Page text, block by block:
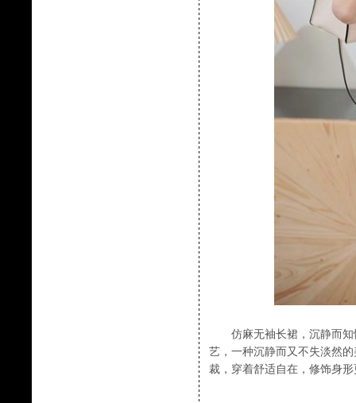
仿麻无袖长裙，沉静而知
艺，一种沉静而又不失淡然
裁，穿着舒适自在，修饰身